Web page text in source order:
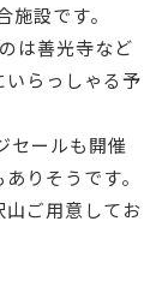
設です。
は善光寺など
らっしゃる予
セールも開催
りそうです。
ご用意してお